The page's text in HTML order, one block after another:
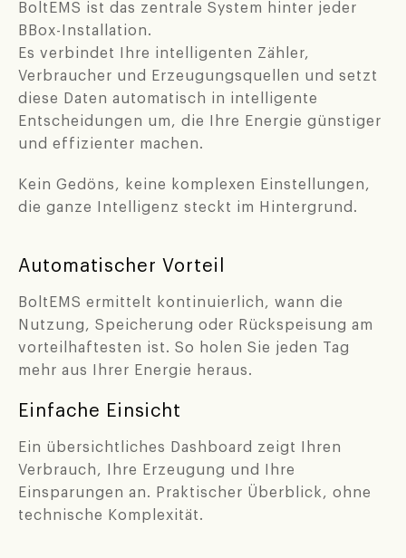
BoltEMS ist das zentrale System hinter jeder
BBox-Installation.
Es verbindet Ihre intelligenten Zähler,
Verbraucher und Erzeugungsquellen und setzt
diese Daten automatisch in intelligente
Entscheidungen um, die Ihre Energie günstiger
und effizienter machen.
Kein Gedöns, keine komplexen Einstellungen,
die ganze Intelligenz steckt im Hintergrund.
Automatischer Vorteil
BoltEMS ermittelt kontinuierlich, wann die
Nutzung, Speicherung oder Rückspeisung am
vorteilhaftesten ist. So holen Sie jeden Tag
mehr aus Ihrer Energie heraus.
Einfache Einsicht
Ein übersichtliches Dashboard zeigt Ihren
Verbrauch, Ihre Erzeugung und Ihre
Einsparungen an. Praktischer Überblick, ohne
technische Komplexität.